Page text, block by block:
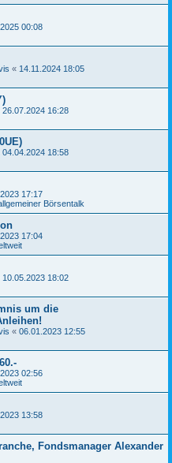
00:08
« 14.11.2024 18:05
26.07.2024 16:28
04.04.2024 18:58
17:17
Börsentalk
17:04
10.05.2023 18:02
um die
« 06.01.2023 12:55
02:56
13:58
Fondsmanager Alexander